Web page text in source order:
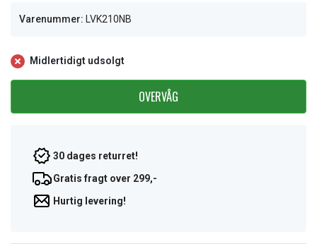
Varenummer: LVK210NB
Midlertidigt udsolgt
OVERVÅG
30 dages returret!
Gratis fragt over 299,-
Hurtig levering!